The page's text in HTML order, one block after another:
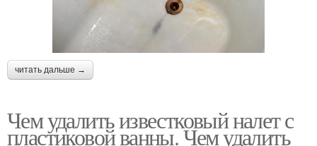
читать дальше →
Чем удалить известковый налет с
пластиковой ванны. Чем удалить